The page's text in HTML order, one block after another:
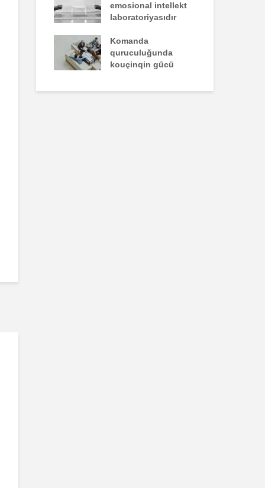
emosional intellekt
laboratoriyasıdır
Komanda
quruculuğunda
kouçinqin gücü